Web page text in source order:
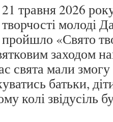
21 травня 2026
творчості молоді
пройшло «Свято
заходом
свята мали змогу
батьки,
колі звідусіль